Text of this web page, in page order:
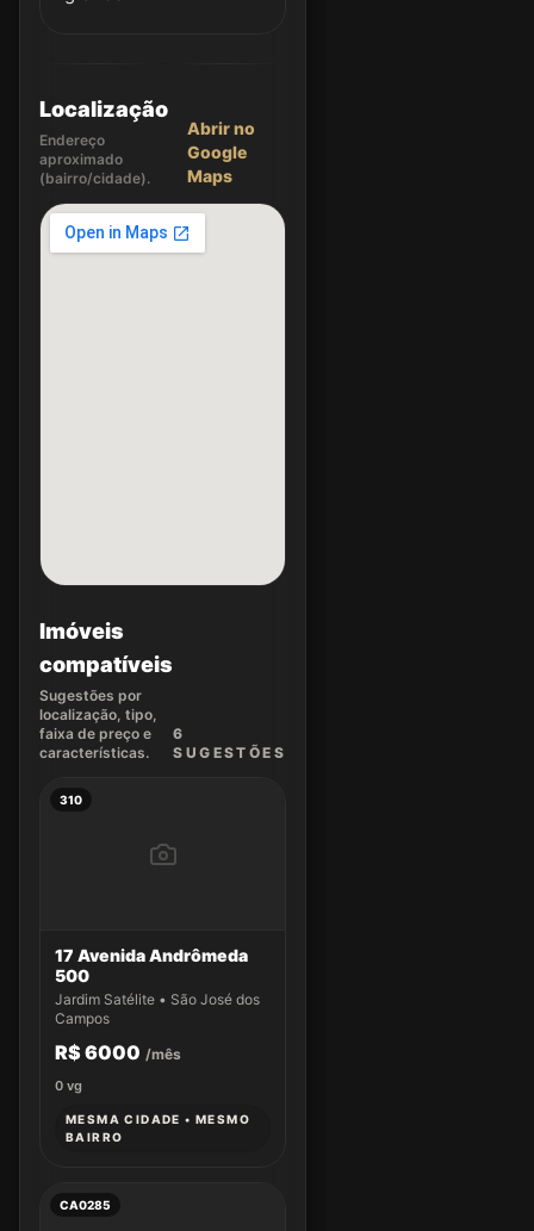
Localização
Endereço
aproximado
(bairro/cidade).
Abrir no
Google
Maps
Imóveis
compatíveis
Sugestões por
localização, tipo,
faixa de preço e
características.
6
SUGEST ÕES
310
17 Avenida Andrômeda
500
Jardim Satélite • São José dos
Campos
R$ 6000 /mês
0 vg
MESMA CIDADE • MESMO
BAIRRO
CA0285